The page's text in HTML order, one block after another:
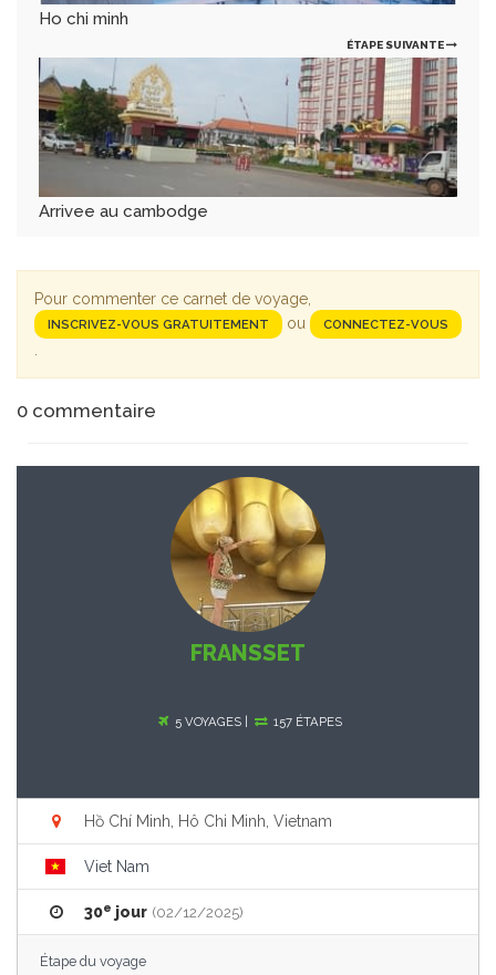
Ho chi minh
ÉTAPE SUIVANTE
Arrivee au cambodge
Pour commenter ce carnet de voyage,
INSCRIVEZ-VOUS GRATUITEMENT ou CONNECTEZ-VOUS
.
0 commentaire
FRANSSET
5 VOYAGES | 157 ÉTAPES
Hồ Chí Minh, Hô Chi Minh, Vietnam
Viet Nam
30e jour (02/12/2025)
Étape du voyage